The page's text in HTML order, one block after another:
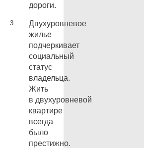
дороги.
Двухуровневое
жилье
подчеркивает
социальный
статус
владельца.
Жить
в двухуровневой
квартире
всегда
было
престижно.